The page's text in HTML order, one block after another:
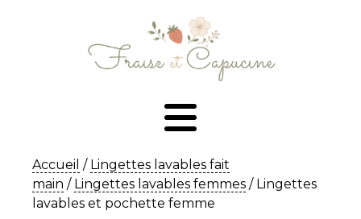
Accueil / Lingettes lavables fait
main / Lingettes lavables femmes / Lingettes
lavables et pochette femme